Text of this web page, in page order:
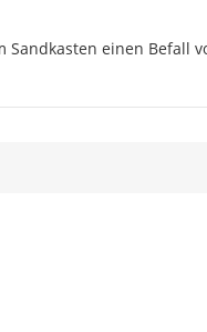
einen Befall